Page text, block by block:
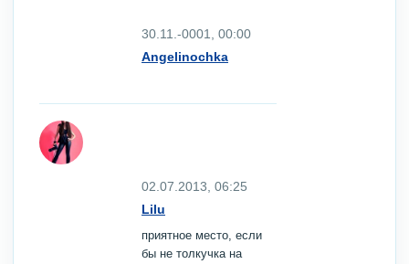
30.11.-0001, 00:00
Angelinochka
02.07.2013, 06:25
Lilu
приятное место, если
бы не толкучка на